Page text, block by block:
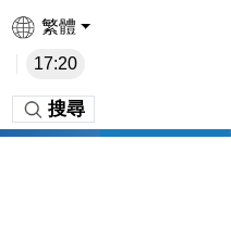
繁體
17:20
搜尋